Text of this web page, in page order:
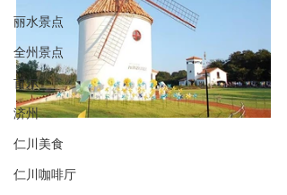
丽水景点
全州景点
首尔
济州
仁川美食
仁川咖啡厅